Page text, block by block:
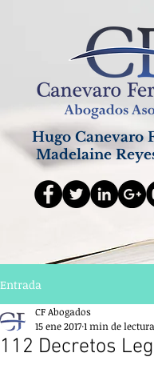
Hugo Canevaro
Madelaine
Entrada
112 Decretos
CF Abogados
15 ene 20171 min de lectura